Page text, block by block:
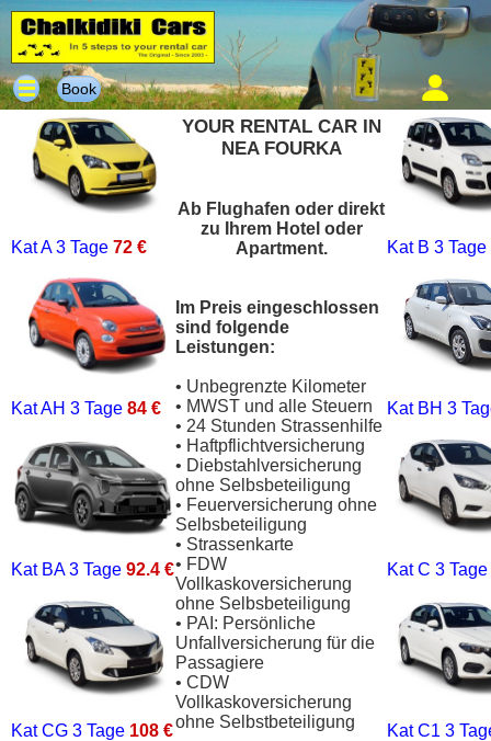
Book
Kat A3 Tage 72 €
Kat AH 3 Tage 84 €
Kat BA3 Tage 92.4 €
Kat CG 3 Tage 108 €
YOUR RENTAL CAR IN
NEA FOURKA
Ab Flughafen oder direkt
zu Ihrem Hotel oder
Apartment.
Im Preis eingeschlossen
sind folgende
Leistungen:
• Unbegrenzte Kilometer
• MWST und alle Steuern
• 24 Stunden Strassenhilfe
• Haftpflichtversicherung
• Diebstahlversicherung
ohne Selbsbeteiligung
• Feuerversicherung ohne
Selbsbeteiligung
• Strassenkarte
• FDW
Vollkaskoversicherung
ohne Selbsbeteiligung
• PAI: Persönliche
Unfallversicherung für die
Passagiere
• CDW
Vollkaskoversicherung
ohne Selbstbeteiligung
Kat B 3 Tage
Kat BH 3
Kat C 3 Tage
Kat C1 3